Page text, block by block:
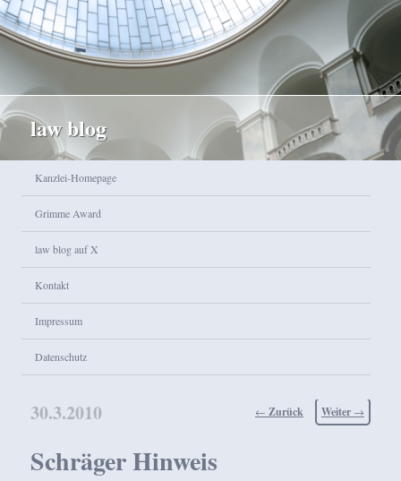
law blog
Zum Inhalt wechseln
Zum sekundären Inhalt wechseln
Kanzlei-Homepage
Grimme Award
law blog auf X
Kontakt
Impressum
Datenschutz
Beitragsnavigation
← Zurück Weiter →
Schräger Hinweis
30.3.2010